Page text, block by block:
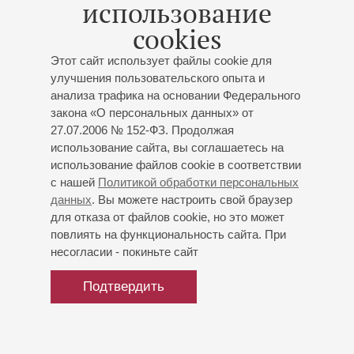
использование
cookies
Этот сайт использует файлы cookie для
улучшения пользовательского опыта и
анализа трафика на основании Федерального
закона «О персональных данных» от
27.07.2006 № 152-ФЗ. Продолжая
использование сайта, вы соглашаетесь на
использование файлов cookie в соответствии
с нашей Политикой обработки персональных
данных. Вы можете настроить свой браузер
для отказа от файлов cookie, но это может
повлиять на функциональность сайта. При
несогласии - покиньте сайт
Подтвердить
фортепиано с оркестром
Солист – Филипп Копачевский
Концерт 4-го абонемента «Академический
симфонический оркестр филармонии»
К 95-летию основания коллектива
Академический симфонический оркестр
филармонии
Дирижёр -Владимир Альтшулер;Филипп
- фортепиано
Мендельсон: «Рюи Блаз», увертюра;Шопен:
Концерт № 2 для фортепиано с оркестром;
: «Русалочка», симфоническая
фантазия по Х.К. Андерсену
Купить билет 600 — 1500 р.